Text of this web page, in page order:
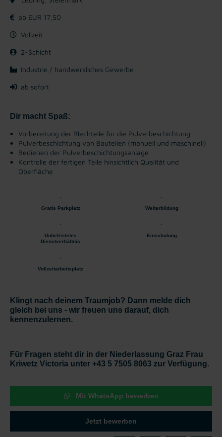
ab EUR 17,50
Vollzeit
2-Schicht
Industrie / handwerkliches Gewerbe
ab sofort
Dir macht Spaß:
Vorbereitung der Blechteile für die Pulverbeschichtung
Pulverbeschichtung von Bauteilen (manuell und maschinell)
Bedienen der Pulverbeschichtungsanlage
Kontrolle der fertigen Teile hinsichtlich Qualität und
Oberfläche
Gratis Parkplatz Weiterbildung
Unbefristetes
Dienstverhältnis
Einschulung
Vollzeitarbeitsplatz
Klingt nach deinem Traumjob? Dann melde dich
gleich bei uns - wir freuen uns darauf, dich
kennenzulernen.
Für Fragen steht dir in der Niederlassung Graz Frau
Kriwetz Victoria unter +43 5 7505 8063 zur Verfügung.
Mit WhatsApp bewerben
Jetzt bewerben